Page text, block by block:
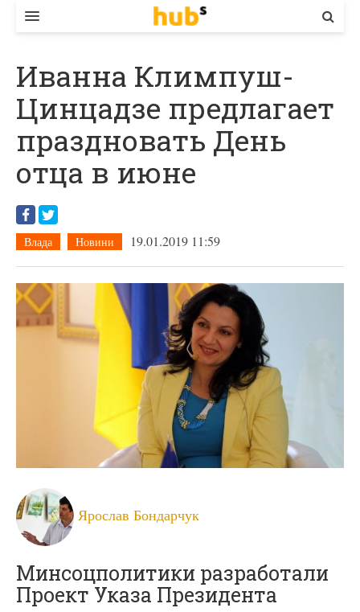
ЕКОНОМІКА
БІЗНЕС
СТАРТЕР
КОНТАКТИ
Иванна Климпуш-
Цинцадзе предлагает
праздновать День
отца в июне
Влада Новини 19.01.2019 11:59
Ярослав Бондарчук
Минсоцполитики разработали
Проект Указа Президента